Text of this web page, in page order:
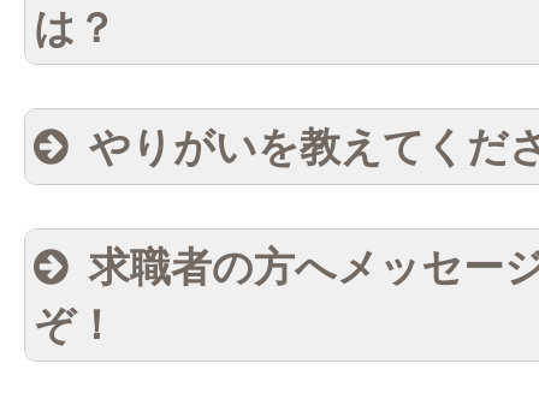
は？
やりがいを教えてくだ
求職者の方へメッセー
ぞ！